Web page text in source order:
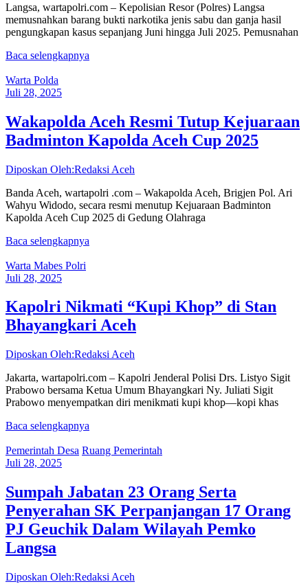
Langsa, wartapolri.com – Kepolisian Resor (Polres) Langsa
memusnahkan barang bukti narkotika jenis sabu dan ganja hasil
pengungkapan kasus sepanjang Juni hingga Juli 2025. Pemusnahan
Baca selengkapnya
Warta Polda
Juli 28, 2025
Wakapolda Aceh Resmi Tutup Kejuaraan
Badminton Kapolda Aceh Cup 2025
Diposkan Oleh:Redaksi Aceh
Banda Aceh, wartapolri .com – Wakapolda Aceh, Brigjen Pol. Ari
Wahyu Widodo, secara resmi menutup Kejuaraan Badminton
Kapolda Aceh Cup 2025 di Gedung Olahraga
Baca selengkapnya
Warta Mabes Polri
Juli 28, 2025
Kapolri Nikmati “Kupi Khop” di Stan
Bhayangkari Aceh
Diposkan Oleh:Redaksi Aceh
Jakarta, wartapolri.com – Kapolri Jenderal Polisi Drs. Listyo Sigit
Prabowo bersama Ketua Umum Bhayangkari Ny. Juliati Sigit
Prabowo menyempatkan diri menikmati kupi khop—kopi khas
Baca selengkapnya
Pemerintah Desa Ruang Pemerintah
Juli 28, 2025
Sumpah Jabatan 23 Orang Serta
Penyerahan SK Perpanjangan 17 Orang
PJ Geuchik Dalam Wilayah Pemko
Langsa
Diposkan Oleh:Redaksi Aceh